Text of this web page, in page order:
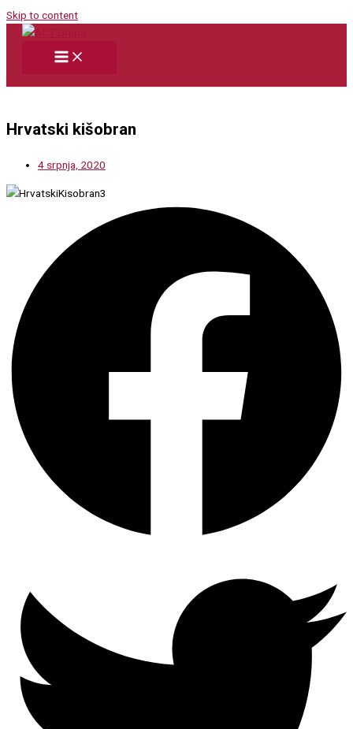
Skip to content
Hrvatski kišobran
4 srpnja, 2020